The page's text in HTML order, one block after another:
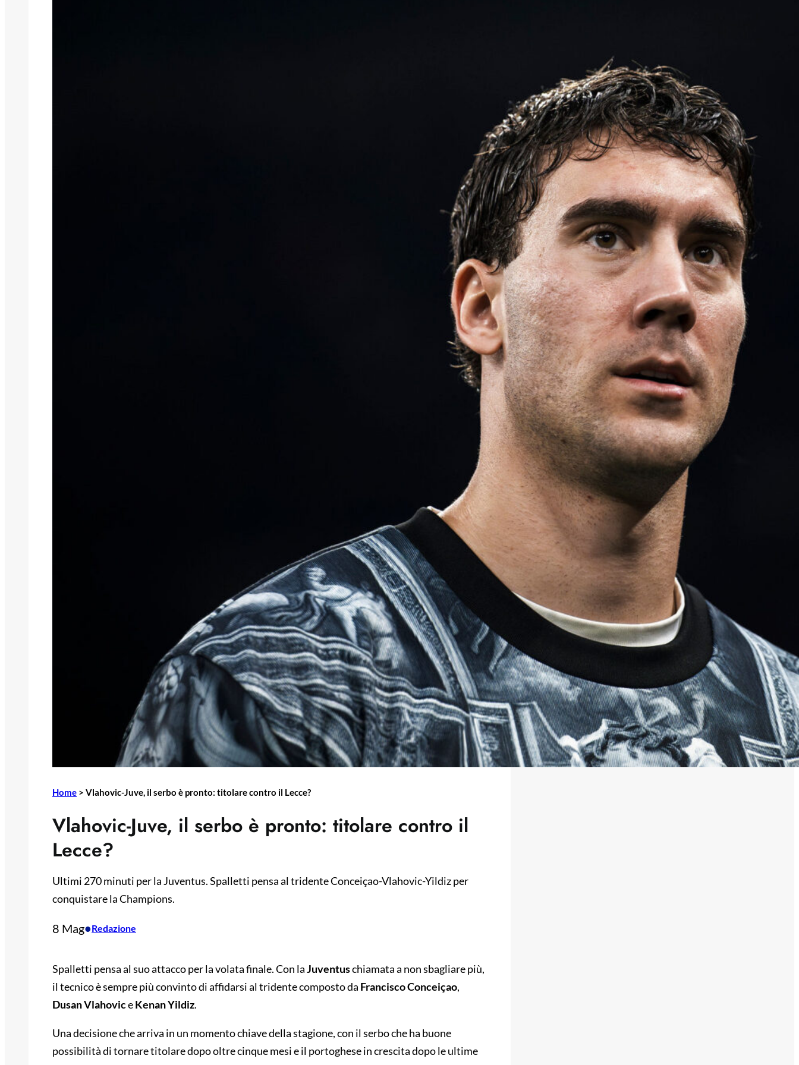
Home > Vlahovic-Juve, il serbo è pronto: titolare contro il Lecce?
Vlahovic-Juve, il serbo è pronto: titolare contro il
Lecce?
Ultimi 270 minuti per la Juventus. Spalletti pensa al tridente Conceiçao-Vlahovic-Yildiz per
conquistare la Champions.
8 Mag•Redazione
Spalletti pensa al suo attacco per la volata finale. Con laJuventuschiamata a non sbagliare più,
il tecnico è sempre più convinto di affidarsi al tridente composto da Francisco Conceiçao,
Dusan VlahoviceKenan Yildiz.
Una decisione che arriva in un momento chiave della stagione, con il serbo che ha buone
possibilità di tornare titolare dopo oltre cinque mesi e il portoghese in crescita dopo le ultime
Juve, c’è un club di Premier League
su David: la sua cessione può
sbloccare Zirkzee
9 Agosto 2026
Di Gregorio in uscita dalla Juventus:
due club europei sondano il portiere